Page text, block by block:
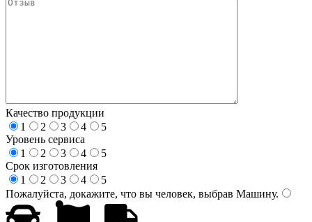
Качество продукции
1
2 3 4
5
Уровень сервиса
1
2 3 4
5
Срок изготовления
1
2 3 4
5
Пожалуйста, докажите, что вы человек, выбрав Машину.